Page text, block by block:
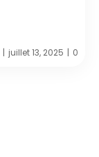
| juillet 13, 2025 | 0